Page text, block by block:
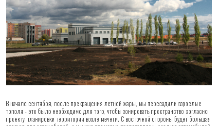
В начале сентября, после прекращения летней жары, мы пересадили взрослые
тополя - это было необходимо для того, чтобы зонировать пространство согласно
проекту планировки территории возле мечети. С восточной стороны будет большая